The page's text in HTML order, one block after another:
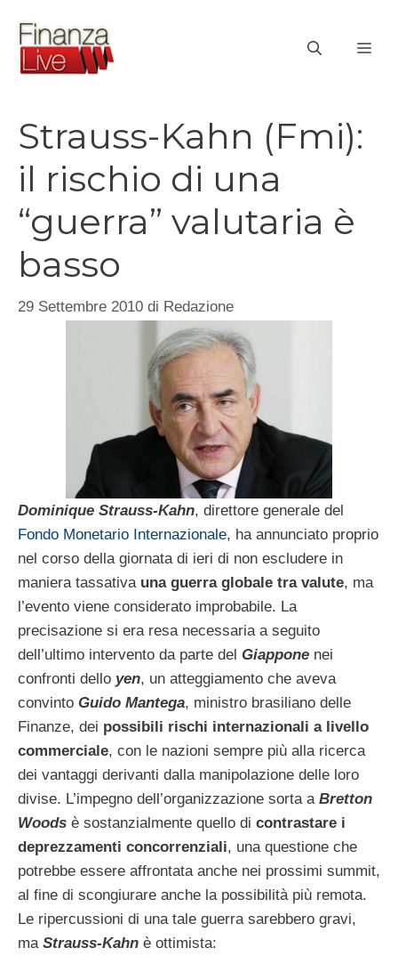
contenuto
Strauss-Kahn (Fmi):
il rischio di una
“guerra” valutaria è
basso
29 Settembre 2010 di Redazione
Dominique Strauss-Kahn, direttore generale del
Fondo Monetario Internazionale, ha annunciato proprio
nel corso della giornata di ieri di non escludere in
maniera tassativa una guerra globale tra valute, ma
l’evento viene considerato improbabile. La
precisazione si era resa necessaria a seguito
dell’ultimo intervento da parte del Giappone nei
confronti dello yen, un atteggiamento che aveva
convinto Guido Mantega, ministro brasiliano delle
Finanze, dei possibili rischi internazionali a livello
commerciale, con le nazioni sempre più alla ricerca
dei vantaggi derivanti dalla manipolazione delle loro
divise. L’impegno dell’organizzazione sorta a Bretton
Woods è sostanzialmente quello di contrastare i
deprezzamenti concorrenziali, una questione che
potrebbe essere affrontata anche nei prossimi summit,
al fine di scongiurare anche la possibilità più remota.
Le ripercussioni di una tale guerra sarebbero gravi,
ma Strauss-Kahn è ottimista: